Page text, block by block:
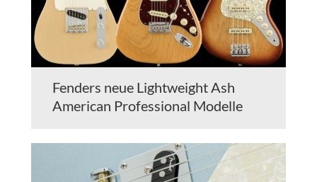
Fenders neue Lightweight Ash
American Professional Modelle